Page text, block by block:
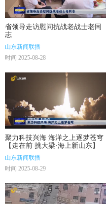
省领导走访慰问抗战老战士老同
志
山东新闻联播
时间 2025-08-28
聚力科技兴海 海洋之上逐梦苍穹
【走在前 挑大梁·海上新山东】
山东新闻联播
时间 2025-08-29